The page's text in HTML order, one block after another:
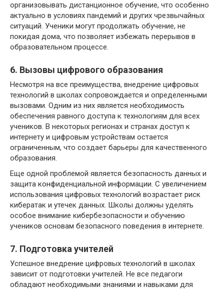
организовывать дистанционное обучение, что особенно
актуально в условиях пандемий и других чрезвычайных
ситуаций. Ученики могут продолжать обучение, не
покидая дома, что позволяет избежать перерывов в
образовательном процессе.
6. Вызовы цифрового образования
Несмотря на все преимущества, внедрение цифровых
технологий в школах сопровождается и определенными
вызовами. Одним из них является необходимость
обеспечения равного доступа к технологиям для всех
учеников. В некоторых регионах и странах доступ к
интернету и цифровым устройствам остается
ограниченным, что создает барьеры для качественного
образования.
Еще одной проблемой является безопасность данных и
защита конфиденциальной информации. С увеличением
использования цифровых технологий возрастает риск
кибератак и утечек данных. Школы должны уделять
особое внимание кибербезопасности и обучению
учеников основам безопасного поведения в интернете.
7. Подготовка учителей
Успешное внедрение цифровых технологий в школах
зависит от подготовки учителей. Не все педагоги
обладают необходимыми знаниями и навыками для